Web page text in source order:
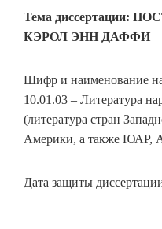
Тема диссертации:
КЭРОЛ ЭНН ДАФФИ
Шифр и наименование
10.01.03 – Литература
(литература стран
Америки, а также ЮАР,
Дата защиты